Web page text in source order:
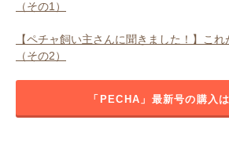
（その1）
【ペチャ飼い主さんに聞きました！】こ
（その2）
「PECHA」最新号の購入